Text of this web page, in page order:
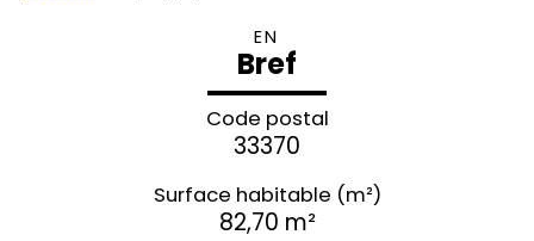
EN
Bref
Code postal
33370
Surface habitable (m²)
82,70 m²